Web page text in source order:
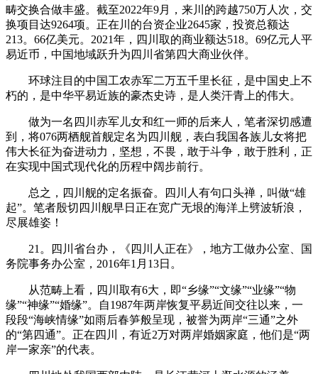
畴交换合做丰盛。截至2022年9月，来川的跨越750万人次，交
换项目达9264项。正在川的台资企业2645家，投资总额达
213。66亿美元。2021年，四川取的商业额达518。69亿元人平
易近币，中国地域跃升为四川省第四大商业伙伴。
环球注目的中国工农赤军二万五千里长征，是中国史上不
朽的，是中华平易近族的豪杰史诗，是人类汗青上的伟大。
做为一名四川赤军儿女和红一师的后来人，笔者深切感遭
到，将076两栖舰‌首舰定名为四川舰，表白我国各族儿女将把
伟大长征为奋进动力，坚想，不畏，敢于斗争，敢于胜利，正
在实现中国式现代化的历程中阔步前行。
总之，四川舰的定名振奋。四川人有句口头禅，叫做“雄
起”。笔者殷切四川舰早日正在宽广无垠的海洋上劈波斩浪，
尽展雄姿！
21。四川省台办，《四川人正在》，地方工做办公室、国
务院事务办公室，2016年1月13日。
从范畴上看，四川取有6大，即“乡缘”“文缘”“业缘”“物
缘”“神缘”“婚缘”。自1987年两岸恢复平易近间交往以来，一
段段“海峡情缘”如雨后春笋般呈现，被誉为两岸“三通”之外
的“第四通”。正在四川，有近2万对两岸婚姻家庭，他们是“两
岸一家亲”的代表。